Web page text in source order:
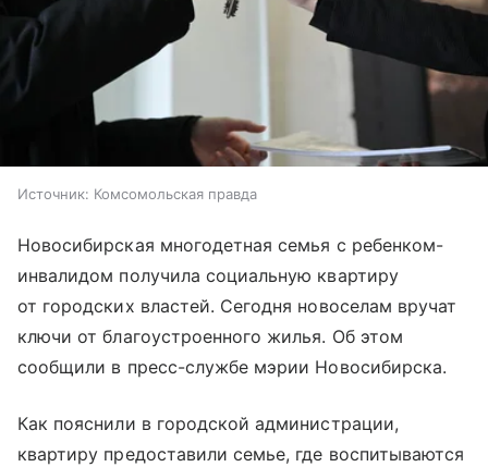
Источник: Комсомольская правда
Новосибирская многодетная семья с ребенком-
инвалидом получила социальную квартиру
от городских властей. Сегодня новоселам вручат
ключи от благоустроенного жилья. Об этом
сообщили в пресс-службе мэрии Новосибирска.
Как пояснили в городской администрации,
квартиру предоставили семье, где воспитываются